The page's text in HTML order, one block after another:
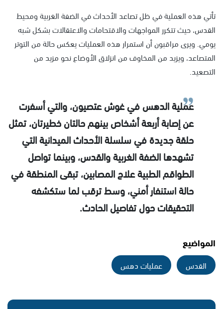
تأتي هذه العملية في ظل تصاعد الأحداث في الضفة الغربية ومحيط
القدس، حيث تتكرر المواجهات والاقتحامات والاعتقالات بشكل شبه
يومي. ويرى مراقبون أن استمرار هذه العمليات يعكس حالة من التوتر
المتصاعد، ويزيد من المخاوف من انزلاق الأوضاع نحو مزيد من
التصعيد.
عملية الدهس في غوش عتصيون، والتي أسفرت
عن إصابة أربعة أشخاص بينهم حالتان خطيرتان، تمثل
حلقة جديدة في سلسلة الأحداث الميدانية التي
تشهدها الضفة الغربية والقدس، وبينما تواصل
الطواقم الطبية علاج المصابين، تبقى المنطقة في
حالة استنفار أمني، وسط ترقب لما ستكشفه
التحقيقات حول تفاصيل الحادث.
المواضيع
القدس عمليات دهس